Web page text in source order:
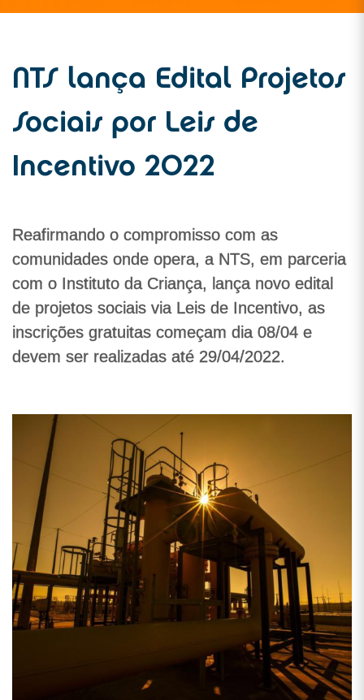
NTS lança Edital Projetos
Sociais por Leis de
Incentivo 2022
Reafirmando o compromisso com as
comunidades onde opera, a NTS, em parceria
com o Instituto da Criança, lança novo edital
de projetos sociais via Leis de Incentivo, as
inscrições gratuitas começam dia 08/04 e
devem ser realizadas até 29/04/2022.